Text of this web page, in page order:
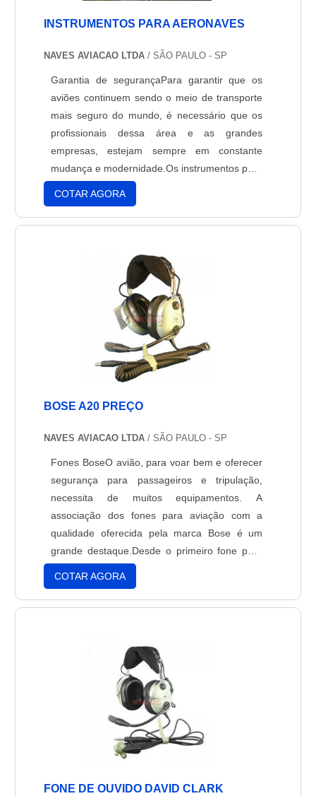
INSTRUMENTOS PARA AERONAVES
NAVES AVIACAO LTDA / SÃO PAULO - SP
Garantia de segurançaPara garantir que os
aviões continuem sendo o meio de transporte
mais seguro do mundo, é necessário que os
profissionais dessa área e as grandes
empresas, estejam sempre em constante
mudança e modernidade.Os instrumentos para
aeronaves, a sua utilidade irá se basear de
acordo com todos os equipamentos montados
no painel do avião que além de prestarem
além da situação climátic....
COTAR AGORA
BOSE A20 PREÇO
NAVES AVIACAO LTDA / SÃO PAULO - SP
Fones BoseO avião, para voar bem e oferecer
segurança para passageiros e tripulação,
necessita de muitos equipamentos. A
associação dos fones para aviação com a
qualidade oferecida pela marca Bose é um
grande destaque.Desde o primeiro fone para
aviação que produziram, já saíram na frente.
Hoje, os fones da Bose são os preferidos pela
maior parte dos pilotos. O fone Bose a20 preço
COTAR AGORA
FONE DE OUVIDO DAVID CLARK